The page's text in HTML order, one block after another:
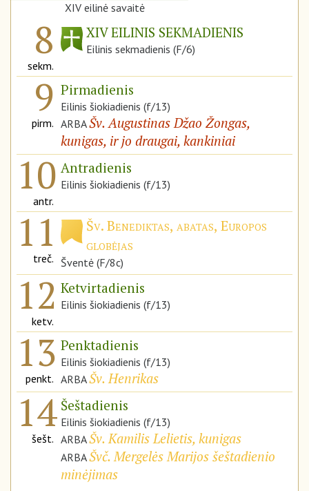
XIV eilinė savaitė
8
sekm.
XIV EILINIS SEKMADIENIS
Eilinis sekmadienis (F/6)
9
pirm.
Pirmadienis
Eilinis šiokiadienis (f/13)
ARBAŠv. Augustinas Džao Žongas,
kunigas, ir jo draugai, kankiniai
10
antr.
Antradienis
Eilinis šiokiadienis (f/13)
11
treč.
Šv. Benediktas, abatas, Europos
globėjas
Šventė (F/8c)
12
ketv.
Ketvirtadienis
Eilinis šiokiadienis (f/13)
13
penkt.
Penktadienis
Eilinis šiokiadienis (f/13)
ARBAŠv. Henrikas
14
šešt.
Šeštadienis
Eilinis šiokiadienis (f/13)
ARBAŠv. Kamilis Lelietis, kunigas
ARBAŠvč. Mergelės Marijos šeštadienio
minėjimas